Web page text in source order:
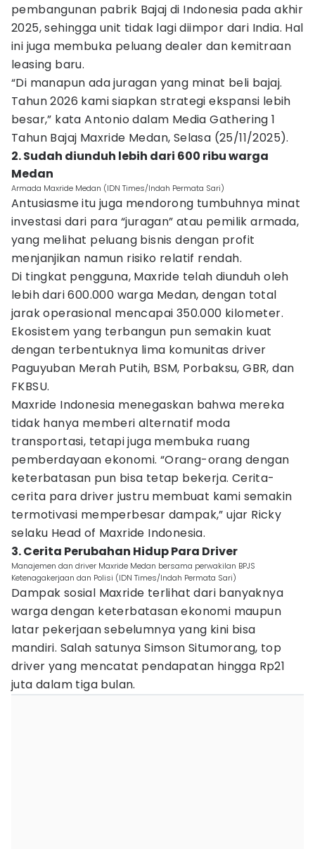
pembangunan pabrik Bajaj di Indonesia pada akhir
2025, sehingga unit tidak lagi diimpor dari India. Hal
ini juga membuka peluang dealer dan kemitraan
leasing baru.
“Di manapun ada juragan yang minat beli bajaj.
Tahun 2026 kami siapkan strategi ekspansi lebih
besar,” kata Antonio dalam Media Gathering 1
Tahun Bajaj Maxride Medan, Selasa (25/11/2025).
2. Sudah diunduh lebih dari 600 ribu warga
Medan
Armada Maxride Medan (IDN Times/Indah Permata Sari)
Antusiasme itu juga mendorong tumbuhnya minat
investasi dari para “juragan” atau pemilik armada,
yang melihat peluang bisnis dengan profit
menjanjikan namun risiko relatif rendah.
Di tingkat pengguna, Maxride telah diunduh oleh
lebih dari 600.000 warga Medan, dengan total
jarak operasional mencapai 350.000 kilometer.
Ekosistem yang terbangun pun semakin kuat
dengan terbentuknya lima komunitas driver
Paguyuban Merah Putih, BSM, Porbaksu, GBR, dan
FKBSU.
Maxride Indonesia menegaskan bahwa mereka
tidak hanya memberi alternatif moda
transportasi, tetapi juga membuka ruang
pemberdayaan ekonomi. “Orang-orang dengan
keterbatasan pun bisa tetap bekerja. Cerita-
cerita para driver justru membuat kami semakin
termotivasi memperbesar dampak,” ujar Ricky
selaku Head of Maxride Indonesia.
3. Cerita Perubahan Hidup Para Driver
Manajemen dan driver Maxride Medan bersama perwakilan BPJS
Ketenagakerjaan dan Polisi (IDN Times/Indah Permata Sari)
Dampak sosial Maxride terlihat dari banyaknya
warga dengan keterbatasan ekonomi maupun
latar pekerjaan sebelumnya yang kini bisa
mandiri. Salah satunya Simson Situmorang, top
driver yang mencatat pendapatan hingga Rp21
juta dalam tiga bulan.